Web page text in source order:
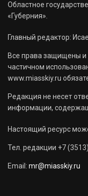
Областное
«Губерния».
Главный редактор:
Все права защищены и
частичном
www.miasskiy.ru
Редакция не несет
информации,
Настоящий ресурс
Тел. редакции +7
Email: mr@miasskiy.ru